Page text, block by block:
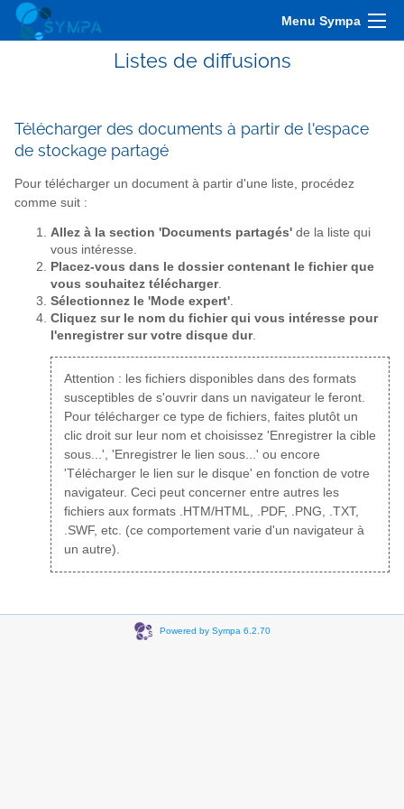
Menu Sympa
Listes de diffusions
Télécharger des documents à partir de l'espace
de stockage partagé
Pour télécharger un document à partir d'une liste, procédez
comme suit :
Allez à la section 'Documents partagés' de la liste qui
vous intéresse.
Placez-vous dans le dossier contenant le fichier que
vous souhaitez télécharger.
Sélectionnez le 'Mode expert'.
Cliquez sur le nom du fichier qui vous intéresse pour
l'enregistrer sur votre disque dur.
Attention : les fichiers disponibles dans des formats
susceptibles de s'ouvrir dans un navigateur le feront.
Pour télécharger ce type de fichiers, faites plutôt un
clic droit sur leur nom et choisissez 'Enregistrer la cible
sous...', 'Enregistrer le lien sous...' ou encore
'Télécharger le lien sur le disque' en fonction de votre
navigateur. Ceci peut concerner entre autres les
fichiers aux formats .HTM/HTML, .PDF, .PNG, .TXT,
.SWF, etc. (ce comportement varie d'un navigateur à
un autre).
Powered by Sympa 6.2.70